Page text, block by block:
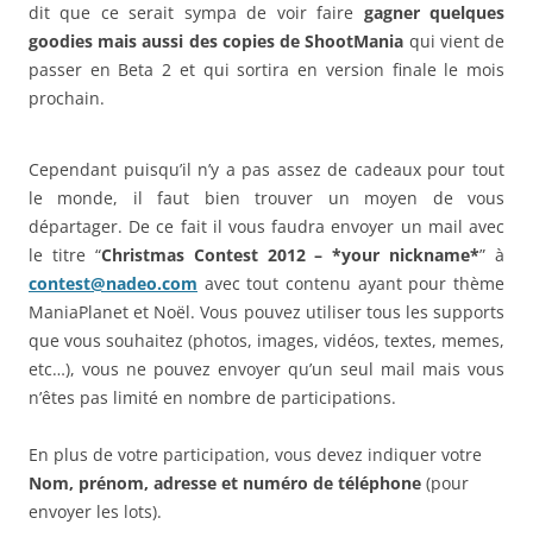
dit que ce serait sympa de voir faire gagner quelques
goodies mais aussi des copies de ShootMania qui vient de
passer en Beta 2 et qui sortira en version finale le mois
prochain.
Cependant puisqu’il n’y a pas assez de cadeaux pour tout
le monde, il faut bien trouver un moyen de vous
départager. De ce fait il vous faudra envoyer un mail avec
le titre “Christmas Contest 2012 – *your nickname*” à
contest@nadeo.com avec tout contenu ayant pour thème
ManiaPlanet et Noël. Vous pouvez utiliser tous les supports
que vous souhaitez (photos, images, vidéos, textes, memes,
etc…), vous ne pouvez envoyer qu’un seul mail mais vous
n’êtes pas limité en nombre de participations.
En plus de votre participation, vous devez indiquer votre
Nom, prénom, adresse et numéro de téléphone (pour
envoyer les lots).